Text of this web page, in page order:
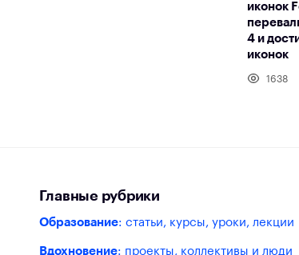
иконок
4 и
иконок
1638
Главные рубрики
Образование: статьи, курсы, уроки, лекции
Вдохновение: проекты, коллективы и люди